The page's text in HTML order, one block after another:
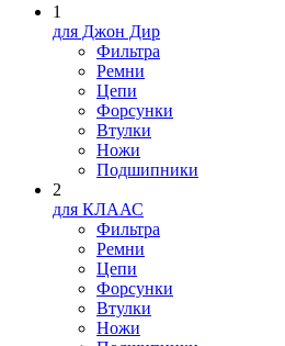
1
для Джон Дир
Фильтра
Ремни
Цепи
Форсунки
Втулки
Ножи
Подшипники
2
для КЛААС
Фильтра
Ремни
Цепи
Форсунки
Втулки
Ножи